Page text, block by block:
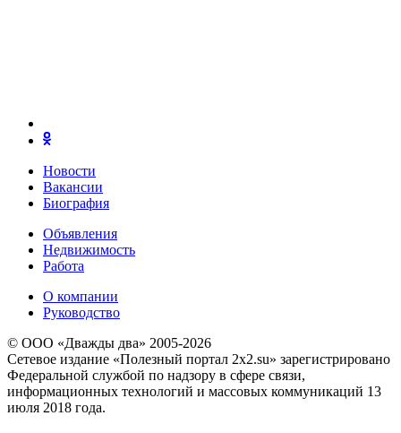
Новости
Вакансии
Биография
Объявления
Недвижимость
Работа
О компании
Руководство
© ООО «Дважды два» 2005-2026
Сетевое издание «Полезный портал 2x2.su» зарегистрировано
Федеральной службой по надзору в сфере связи,
информационных технологий и массовых коммуникаций 13
июля 2018 года.